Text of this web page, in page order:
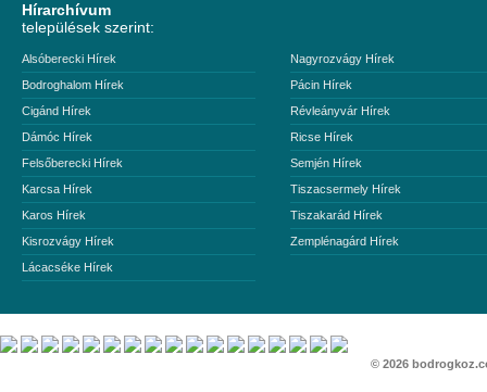
Hírarchívum
települések szerint:
Alsóberecki Hírek
Bodroghalom Hírek
Cigánd Hírek
Dámóc Hírek
Felsőberecki Hírek
Karcsa Hírek
Karos Hírek
Kisrozvágy Hírek
Lácacséke Hírek
Nagyrozvágy Hírek
Pácin Hírek
Révleányvár Hírek
Ricse Hírek
Semjén Hírek
Tiszacsermely Hírek
Tiszakarád Hírek
Zemplénagárd Hírek
© 2026